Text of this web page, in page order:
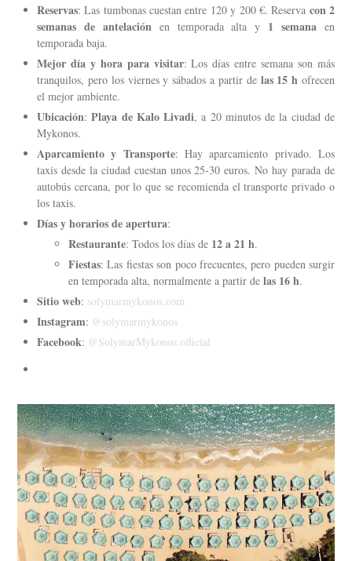
Reservas: Las tumbonas cuestan entre 120 y 200 €. Reserva con 2
semanas de antelación en temporada alta y 1 semana en
temporada baja.
Mejor día y hora para visitar: Los días entre semana son más
tranquilos, pero los viernes y sábados a partir de las 15 h ofrecen
el mejor ambiente.
Ubicación:Playa de Kalo Livadi, a 20 minutos de la ciudad de
Mykonos.
Aparcamiento y Transporte: Hay aparcamiento privado. Los
taxis desde la ciudad cuestan unos 25-30 euros. No hay parada de
autobús cercana, por lo que se recomienda el transporte privado o
los taxis.
Días y horarios de apertura:
Restaurante: Todos los días de 12 a 21 h.
Fiestas: Las fiestas son poco frecuentes, pero pueden surgir
en temporada alta, normalmente a partir de las 16 h.
Sitio web: solymarmykonos.com
Instagram: @solymarmykonos
Facebook: @SolymarMykonos.official